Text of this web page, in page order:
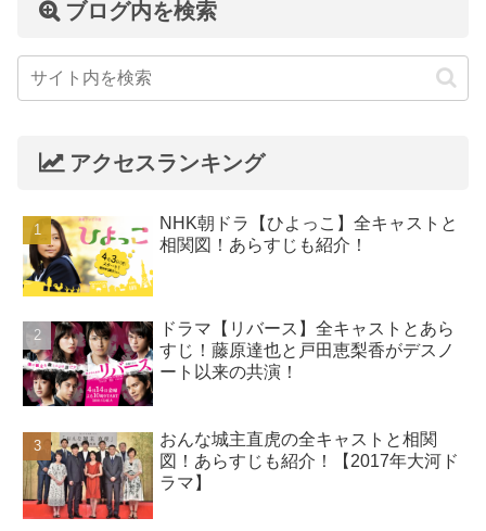
ブログ内を検索
アクセスランキング
NHK朝ドラ【ひよっこ】全キャストと
相関図！あらすじも紹介！
ドラマ【リバース】全キャストとあら
すじ！藤原達也と戸田恵梨香がデスノ
ート以来の共演！
おんな城主直虎の全キャストと相関
図！あらすじも紹介！【2017年大河ド
ラマ】